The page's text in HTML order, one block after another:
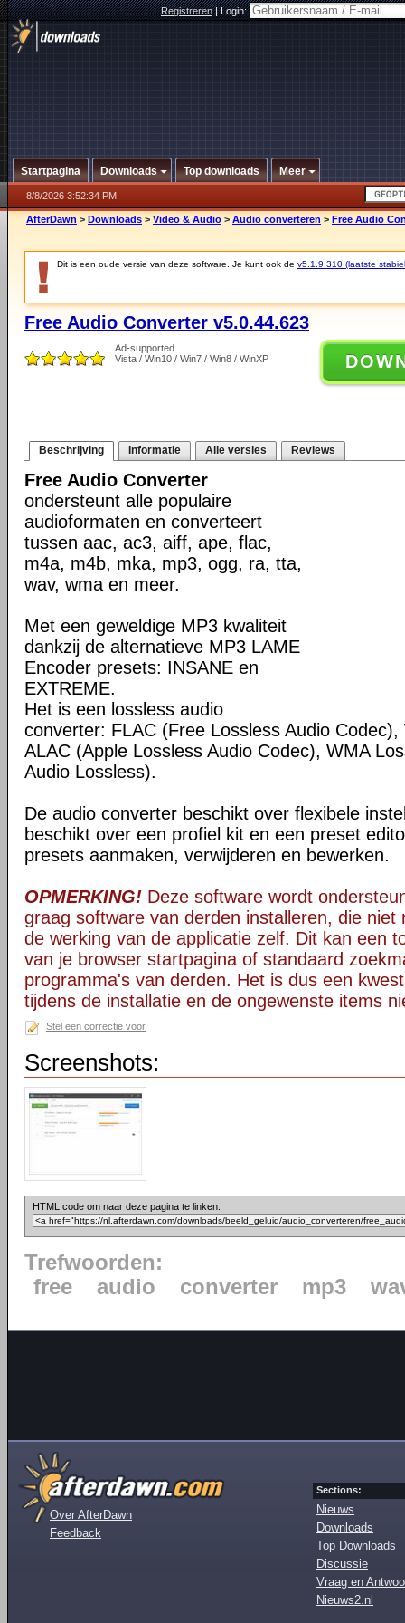
Registreren|Login:
Startpagina Downloads Top downloads Meer
8/8/2026 3:52:34 PM
AfterDawn > Downloads > Video & Audio > Audio converteren > Free Audio
Dit is een oude versie van deze software. Je kunt ook de v5.1.9.310 (laatste
Free Audio Converter v5.0.44.623
Ad-supported
Vista / Win10 / Win7 / Win8 / WinXP
Beschrijving Informatie Alle versies Reviews
Free Audio Converter
ondersteunt alle populaire
audioformaten en converteert
tussen aac, ac3, aiff, ape, flac,
m4a, m4b, mka, mp3, ogg, ra, tta,
wav, wma en meer.
Met een geweldige MP3 kwaliteit
dankzij de alternatieve MP3 LAME
Encoder presets: INSANE en
EXTREME.
Het is een lossless audio
converter: FLAC (Free Lossless Audio Codec),
ALAC (Apple Lossless Audio Codec), WMA
Audio Lossless).
De audio converter beschikt over flexibele
beschikt over een profiel kit en een preset
presets aanmaken, verwijderen en bewerken.
OPMERKING! Deze software wordt
graag software van derden installeren, die niet
de werking van de applicatie zelf. Dit kan een
van je browser startpagina of standaard
programma's van derden. Het is dus een
tijdens de installatie en de ongewenste items
Stel een correctie voor
Screenshots:
HTML code om naar deze pagina te linken:
Trefwoorden:
free
audio converter mp3
Over AfterDawn
Feedback
Sections:
Nieuws
Downloads
Top Downloads
Discussie
Vraag en
Nieuws2.nl